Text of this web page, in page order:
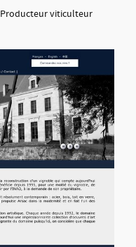
Producteur viticulteur